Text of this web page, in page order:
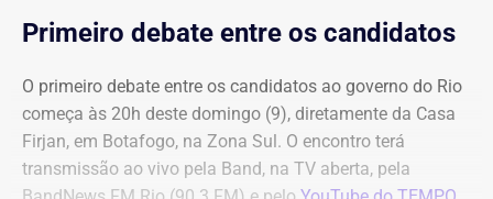
Primeiro debate entre os candidatos
O primeiro debate entre os candidatos ao governo do Rio
começa às 20h deste domingo (9), diretamente da Casa
Firjan, em Botafogo, na Zona Sul. O encontro terá
transmissão ao vivo pela Band, na TV aberta, pela